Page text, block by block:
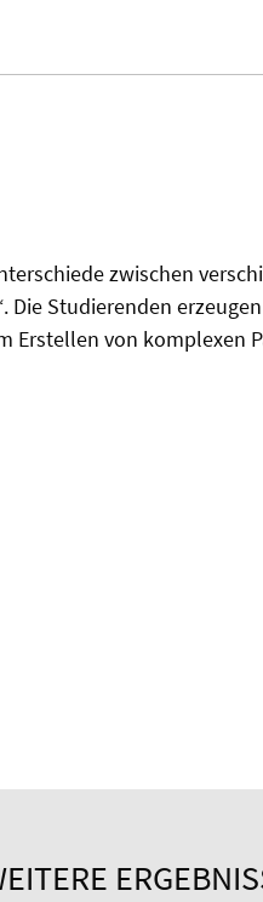
zwischen
Die Studierenden
Erstellen von komplexen